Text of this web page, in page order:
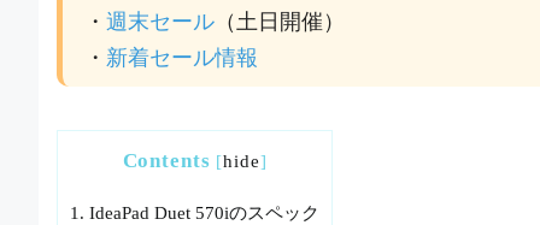
・ 週末セール （土日開催）
・ 新着セール情報
Contents [hide]
1. IdeaPad Duet 570iのスペック